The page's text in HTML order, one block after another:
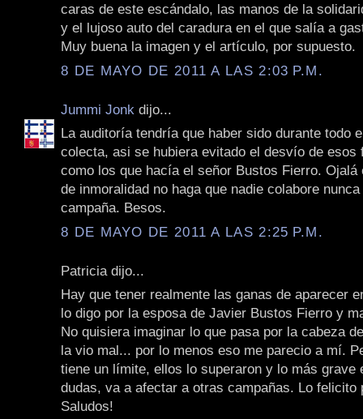
caras de este escándalo, las manos de la
y el lujoso auto del caradura en el que salía a
Muy buena la imagen y el artículo, por supuesto.
8 DE MAYO DE 2011 A LAS 2:03 P.M.
Jummi Jonk dijo...
La auditoría tendría que haber sido durante todo
colecta, asi se hubiera evitado el desvío de esos
como los que hacía el señor Bustos Fierro. Ojalá
de inmoralidad no haga que nadie colabore
campaña. Besos.
8 DE MAYO DE 2011 A LAS 2:25 P.M.
Patricia dijo...
Hay que tener realmente las ganas de aparecer
lo digo por la esposa de Javier Bustos Fierro y
No quisiera imaginar lo que pasa por la cabeza
la vio mal... por lo menos eso me parecio a mí.
tiene un límite, ellos lo superaron y lo más grave
dudas, va a afectar a otras campañas. Lo felicito
Saludos!